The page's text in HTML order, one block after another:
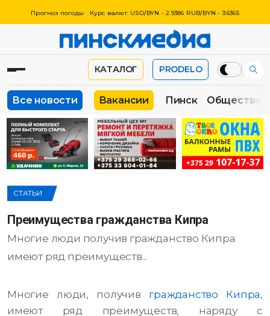
Прогноз погоды Курс валют: USD/BYN - 2.9386 RUB/BYN - 3.6365
КАТАЛОГ PRODELO
Все новости Вакансии Пинск Общество
СТАТЬИ
Преимущества гражданства Кипра
Многие люди получив гражданство Кипра
имеют ряд преимуществ...
Многие люди, получив гражданство Кипра,
имеют ряд преимуществ, наряду с